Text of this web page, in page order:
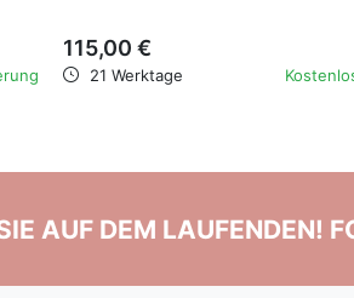
115,00 €
21 Werktage
AUF DEM LAUFENDEN!